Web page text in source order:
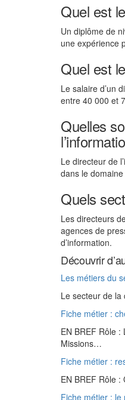
Quel est
Un diplôme de
une expérience
Quel est
Le salaire d’un
entre 40 000 et
Quelles
Le directeur de
dans le
Quels
Les directeurs
agences de
d’information.
Découvrir
Les métiers du
Le secteur de
Fiche métier :
EN BREF Rôle
Missions…
Fiche métier :
EN BREF Rôle
Fiche métier :